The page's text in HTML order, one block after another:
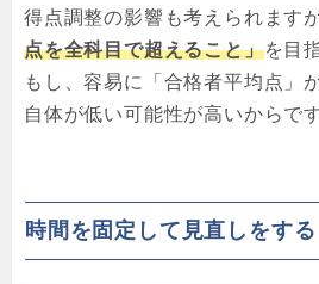
得点調整の影響も考えられます
点を全科目で超えること」を目
もし、容易に「合格者平均点」
自体が低い可能性が高いからです
時間を固定して見直しをする